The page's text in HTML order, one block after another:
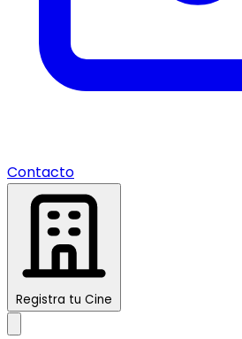
Contacto
Registra tu Cine